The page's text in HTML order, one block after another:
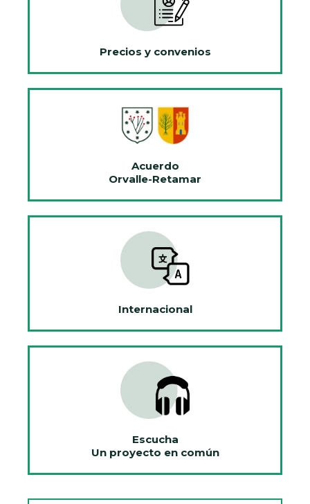
Precios y convenios
Acuerdo
Orvalle-Retamar
Internacional
Escucha
Un proyecto en común